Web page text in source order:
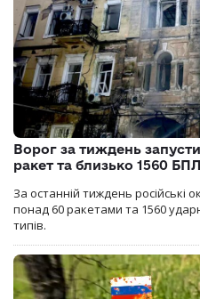
Ворог за тиждень
ракет та близько 1560
За останній тиждень російські
понад 60 ракетами та 1560
типів.